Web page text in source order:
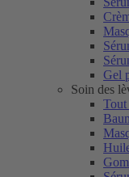
Gel
Soin des